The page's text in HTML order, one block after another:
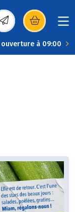
dans une
ouverture à 09:00